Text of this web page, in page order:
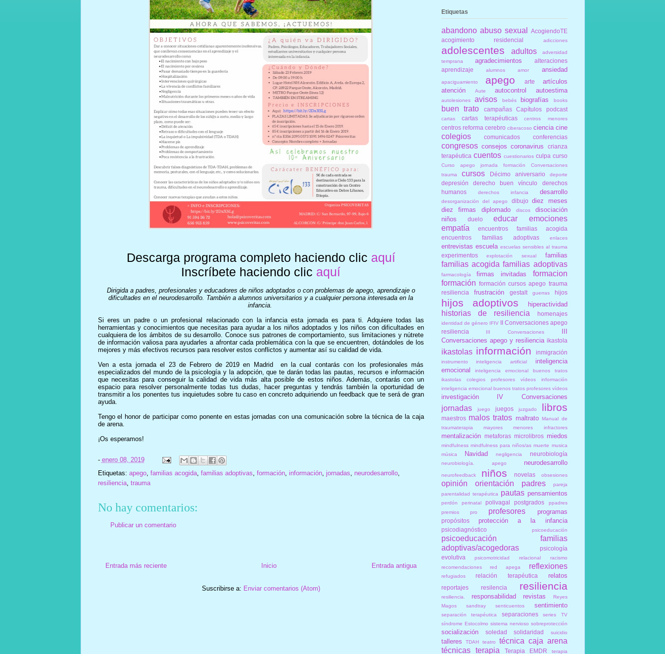
Descarga programa completo haciendo clic aquí
Inscríbete haciendo clic aquí
Dirigida a padres, profesionales y educadores de niños adoptados o con problemas de apego, aprendizaje o
dificultades en el neurodesarrollo. También a alumnos universitarios y a cualquier persona interesada en la
infancia.
Si eres un padre o un profesional relacionado con la infancia esta jornada es para ti. Adquiere todas las
herramientas y conocimientos que necesitas para ayudar a los niños adoptados y los niños con dificultades en
cualquiera de los ámbitos de su desarrollo. Conoce sus patrones de comportamiento, sus limitaciones y nútrete
de información valiosa para ayudarles a afrontar cada problemática con la que se encuentren, dotándoles de los
mejores y más efectivos recursos para resolver estos conflictos y aumentar así su calidad de vida.
Ven a esta jornada el 23 de Febrero de 2019 en Madrid en la cual contarás con los profesionales más
especializados del mundo de la psicología y la adopción, que te darán todas las pautas, recursos e información
que necesitas para conseguir la calidad de vida más alta posible de estos niños. Además, contarás con un
espacio para resolver personalmente todas tus dudas, hacer preguntas y tendrás también la oportunidad de
transmitir a los ponentes tus inquietudes sobre tu caso en concreto adquiriendo un feedback que te será de gran
ayuda.
Tengo el honor de participar como ponente en estas jornadas con una comunicación sobre la técnica de la caja
de arena.
¡Os esperamos!
- enero 08, 2019
Etiquetas: apego, familias acogida, familias adoptivas formación, información, jornadas neurodesarrollo,
resiliencia, trauma
No hay comentarios:
Publicar un comentario
Entrada más reciente Entrada antigua
Inicio
Suscribirse a: Enviar comentarios (Atom)
Etiquetas
abandono abuso sexual
AcogiendoTE
acogimiento residencial
adicciones
adolescentes adultos
adversidad
temprana
agradecimientos
alteraciones
aprendizaje
alumnos amor ansiedad
apaciguamiento apego arte
artículos
atención
Aute autocontrol autoestima
autolesiones avisos bebés biografías books
buen trato campañas Capítulos podcast
cartas cartas terapéuticas centros menores
centros reforma cerebro ciberacoso ciencia cine
colegios comunicados conferencias
congresos consejos coronavirus
crianza
terapéutica cuentos cuestionarios culpa curso
Curso apego jornada formación Conversaciones
trauma
cursos Décimo aniversario deporte
depresión derecho buen vínculo
derechos
humanos
derechos infancia desarrollo
desorganización del apego dibujo diez meses
diez firmas
diplomado discos
disociación
niños
duelo educar
emociones
empatía
encuentros familias acogida
encuentros familias adoptivas
enlaces
entrevistas escuela escuelas sensibles al trauma
experimentos explotación sexual familias
familias acogida familias adoptivas
farmacología firmas invitadas
formacion
formación formación cursos apego trauma
resiliencia
frustración gestalt guerras hijos
hijos adoptivos hiperactividad
historias de resiliencia homenajes
identidad de género IFIV II Conversaciones apego
resiliencia
III Conversaciones
III
Conversaciones apego y resiliencia ikastola
ikastolas información inmigración
instrumento inteligencia artificial
inteligencia
emocional
inteligencia emocional buenos tratos
ikastolas colegios profesores vídeos información
inteligencia emocional buenos tratos profesores vídeos
investigación IV Conversaciones
jornadas juego juegos juzgado libros
maestros malos tratos maltrato Manual de
traumaterapia
mayores menores infractores
mentalización metaforas microlibros miedos
mindfulness mindfulness para niños/as muerte musica
música
Navidad negligencia neurobiología
neurobiología. apego neurodesarrollo
neurofeedback niños novelas obsesiones
opinión orientación padres
pareja
parentalidad terapéutica
pautas pensamientos
perdón perinatal polivagal postgrados
ppadres
premios
pro profesores programas
propósitos protección a la infancia
psicodiagnóstico psicoeducación
psicoeducación familias
adoptivas/acogedoras
psicología
evolutiva
psicomotricidad relacional
racismo
recomendaciones
red apega reflexiones
refugiados relación terapéutica relatos
reportajes resilencia resiliencia
resiliencia. responsabilidad revistas
Reyes
Magos
sandtray senticuentos sentimiento
separación terapéutica separaciones
series TV
síndrome Estocolmo sistema nervioso sobreprotección
socialización soledad solidaridad suicidio
talleres TDAH teatro
técnica caja arena
técnicas
terapia Terapia EMDR terapia